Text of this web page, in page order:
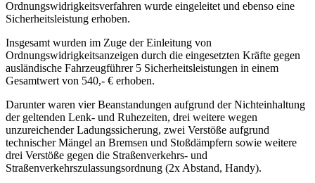
Ordnungswidrigkeitsverfahren wurde eingeleitet und ebenso eine
Sicherheitsleistung erhoben.
Insgesamt wurden im Zuge der Einleitung von
Ordnungswidrigkeitsanzeigen durch die eingesetzten Kräfte gegen
ausländische Fahrzeugführer 5 Sicherheitsleistungen in einem
Gesamtwert von 540,- € erhoben.
Darunter waren vier Beanstandungen aufgrund der Nichteinhaltung
der geltenden Lenk- und Ruhezeiten, drei weitere wegen
unzureichender Ladungssicherung, zwei Verstöße aufgrund
technischer Mängel an Bremsen und Stoßdämpfern sowie weitere
drei Verstöße gegen die Straßenverkehrs- und
Straßenverkehrszulassungsordnung (2x Abstand, Handy).